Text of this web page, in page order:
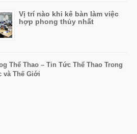
Vị trí nào khi kê bàn làm việc
hợp phong thủy nhất